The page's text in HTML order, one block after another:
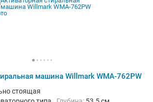
машина Willmark WMA-762PW
стоящая